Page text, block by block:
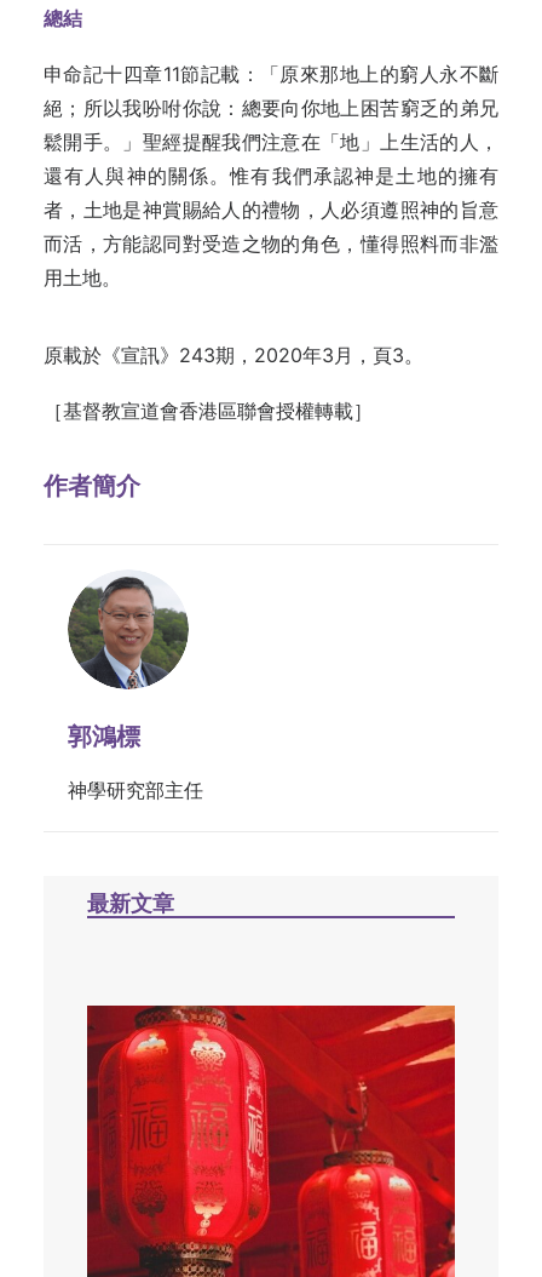
總結
申命記十四章11節記載：「原來那地上的窮人永不斷
絕；所以我吩咐你說：總要向你地上困苦窮乏的弟兄
鬆開手。」聖經提醒我們注意在「地」上生活的人，
還有人與神的關係。惟有我們承認神是土地的擁有
者，土地是神賞賜給人的禮物，人必須遵照神的旨意
而活，方能認同對受造之物的角色，懂得照料而非濫
用土地。
原載於《宣訊》243期，2020年3月，頁3。
［基督教宣道會香港區聯會授權轉載］
作者簡介
郭鴻標
神學研究部主任
最新文章